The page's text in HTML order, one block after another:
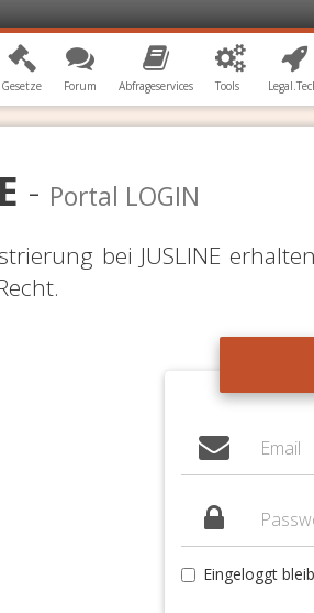
Gesetze Forum Abfrageservices Tools
- Portal LOGIN
bei JUSLINE
Eingeloggt